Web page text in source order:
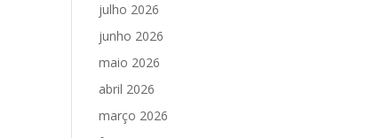
julho 2026
junho 2026
maio 2026
abril 2026
março 2026